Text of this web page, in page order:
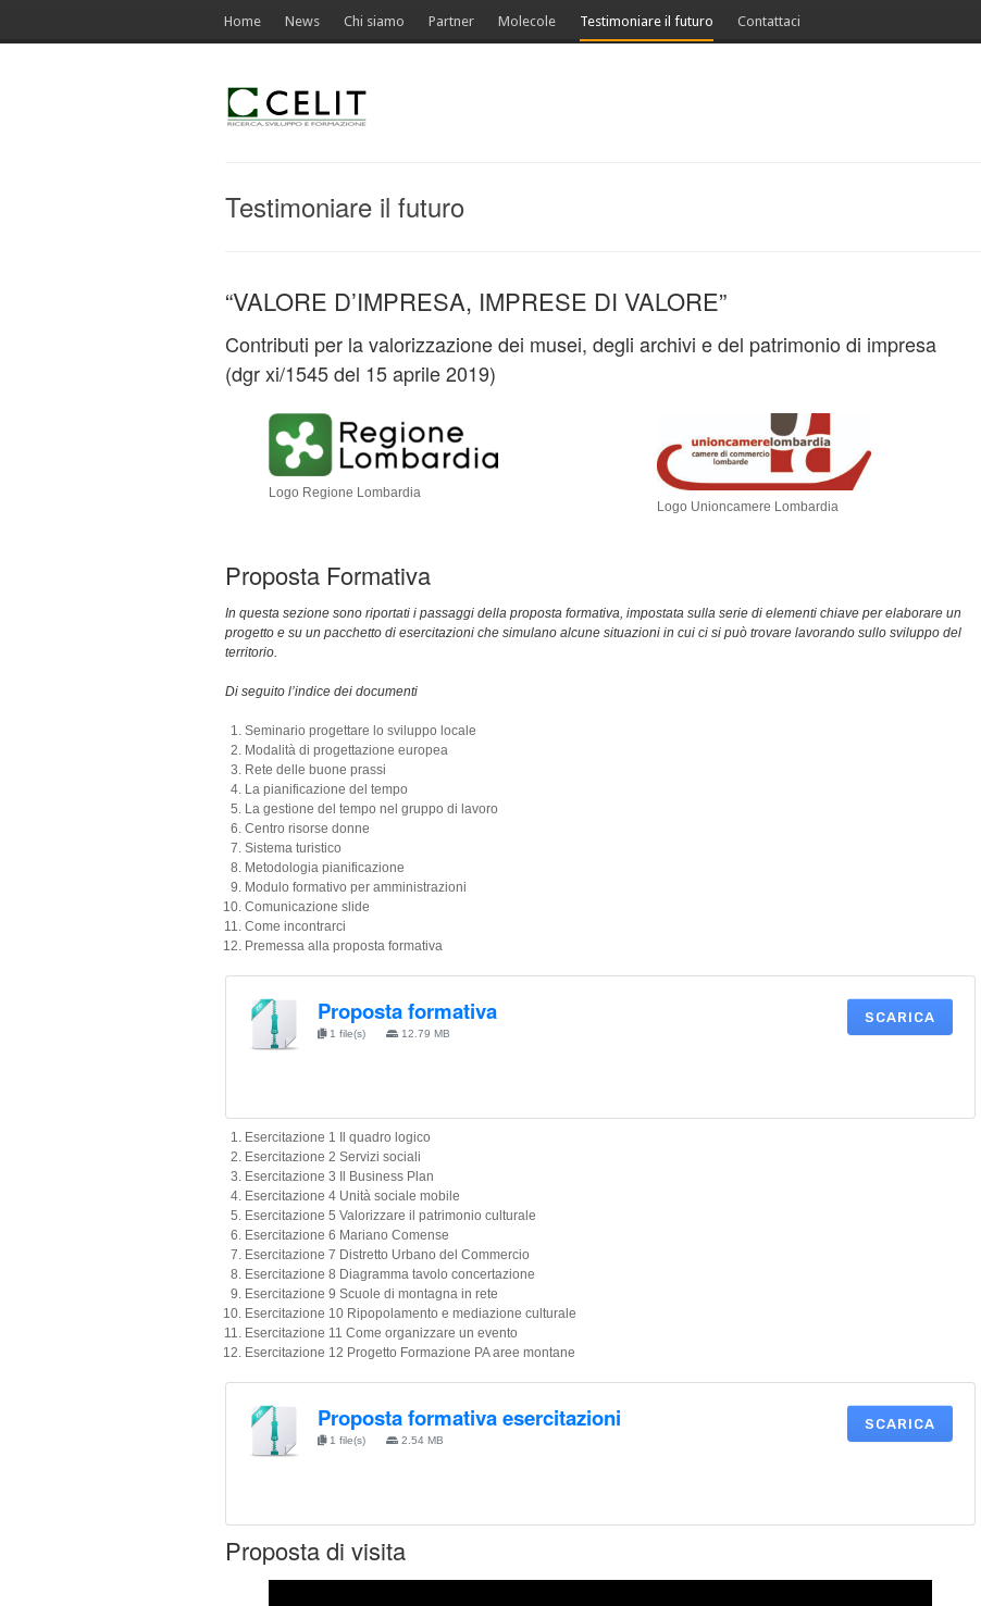
Home News Chi siamo Partner Molecole Testimoniare il futuro Contattaci
Testimoniare il futuro
“VALORE D’IMPRESA, IMPRESE DI VALORE”
Contributi per la valorizzazione dei musei, degli archivi e del patrimonio di impresa
(dgr xi/1545 del 15 aprile 2019)
Logo Regione Lombardia
Logo Unioncamere Lombardia
Proposta Formativa
In questa sezione sono riportati i passaggi della proposta formativa, impostata sulla serie di elementi chiave per elaborare un
progetto e su un pacchetto di esercitazioni che simulano alcune situazioni in cui ci si può trovare lavorando sullo sviluppo del
territorio.
Di seguito l’indice dei documenti
Seminario progettare lo sviluppo locale
Modalità di progettazione europea
Rete delle buone prassi
La pianificazione del tempo
La gestione del tempo nel gruppo di lavoro
Centro risorse donne
Sistema turistico
Metodologia pianificazione
Modulo formativo per amministrazioni
Comunicazione slide
Come incontrarci
Premessa alla proposta formativa
Proposta formativa
1 file(s) 12.79 MB
SCARICA
Esercitazione 1 Il quadro logico
Esercitazione 2 Servizi sociali
Esercitazione 3 Il Business Plan
Esercitazione 4 Unità sociale mobile
Esercitazione 5 Valorizzare il patrimonio culturale
Esercitazione 6 Mariano Comense
Esercitazione 7 Distretto Urbano del Commercio
Esercitazione 8 Diagramma tavolo concertazione
Esercitazione 9 Scuole di montagna in rete
Esercitazione 10 Ripopolamento e mediazione culturale
Esercitazione 11 Come organizzare un evento
Esercitazione 12 Progetto Formazione PA aree montane
Proposta formativa esercitazioni
1 file(s) 2.54 MB
SCARICA
Proposta di visita